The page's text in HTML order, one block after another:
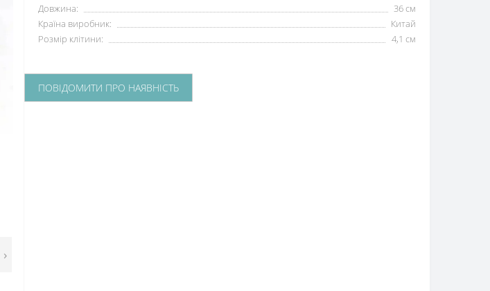
›
Довжина:
36 см
Країна виробник:
Китай
Розмір клітини:
4,1 см
ПОВІДОМИТИ ПРО НАЯВНІСТЬ